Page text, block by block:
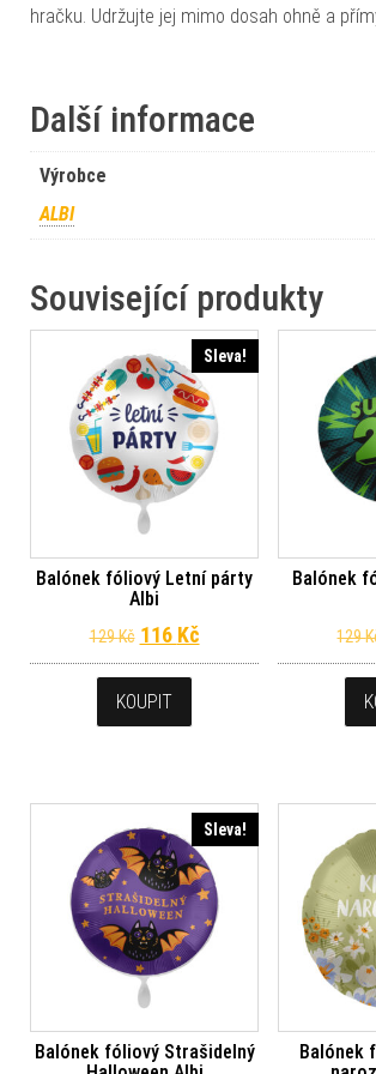
hračku. Udržujte jej mimo dosah ohně a
Další informace
Výrobce
ALBI
Související produkty
Sleva!
Balónek fóliový Letní párty
Albi
129Kč Původní cena byla: 129 Kč.
116 KčAktuální cena je:
KOUPIT
Balónek
129
Sleva!
Balónek fóliový Strašidelný
Balónek